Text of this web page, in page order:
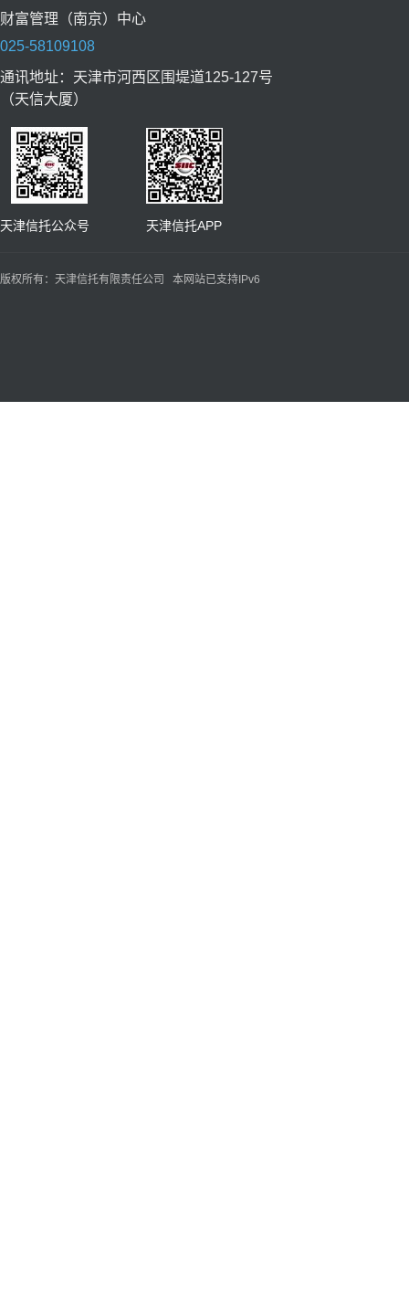
财富管理（南京）中心
025-58109108
通讯地址：天津市河西区围堤道125-127号
（天信大厦）
天津信托公众号 天津信托APP
版权所有：天津信托有限责任公司 本网站已支持IPv6